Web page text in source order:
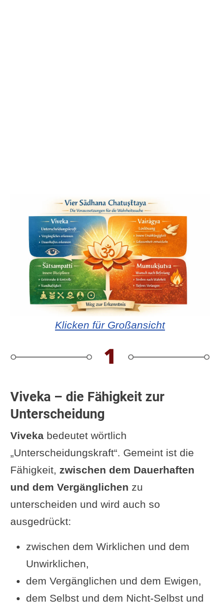
Klicken für Großansicht
Viveka – die Fähigkeit zur
Unterscheidung
Vivekabedeutet wörtlich
„Unterscheidungskraft“. Gemeint ist die
Fähigkeit, zwischen dem Dauerhaften
und dem Vergänglichen zu
unterscheiden und wird auch so
ausgedrückt:
zwischen dem Wirklichen und dem
Unwirklichen,
dem Vergänglichen und dem Ewigen,
dem Selbst und dem Nicht-Selbst und